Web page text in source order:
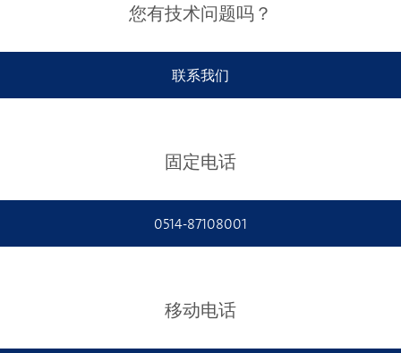
您有技术问题吗？
联系我们
固定电话
0514-87108001
移动电话